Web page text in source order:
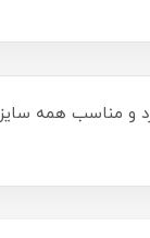
و مناسب همه سایز